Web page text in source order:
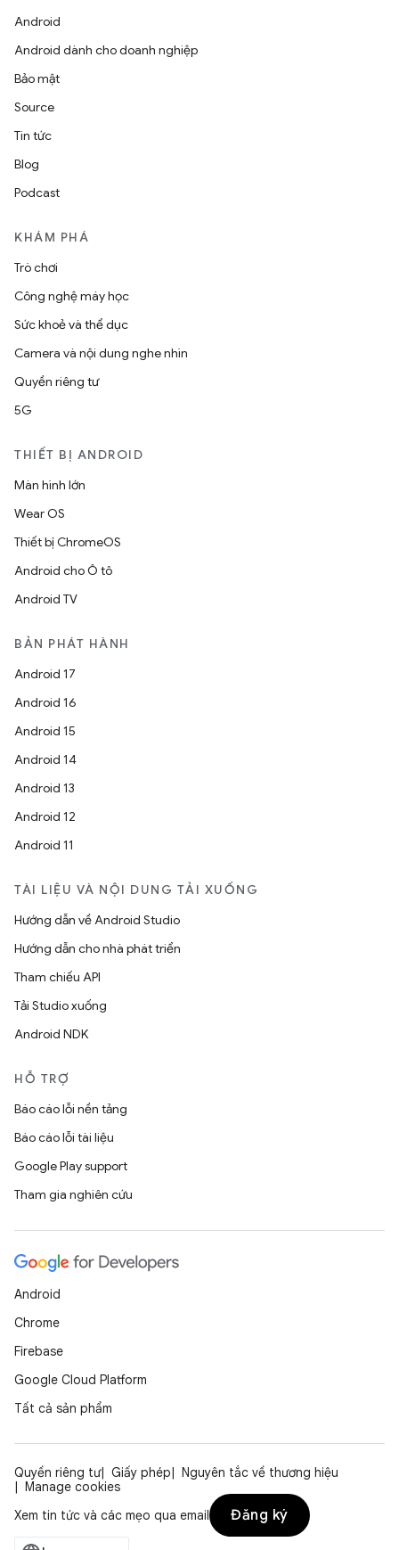
Android
Android dành cho doanh nghiệp
Bảo mật
Source
Tin tức
Blog
Podcast
KHÁM PHÁ
Trò chơi
Công nghệ máy học
Sức khoẻ và thể dục
Camera và nội dung nghe nhìn
Quyền riêng tư
5G
THIẾT BỊ ANDROID
Màn hình lớn
Wear OS
Thiết bị ChromeOS
Android cho Ô tô
Android TV
BẢN PHÁT HÀNH
Android 17
Android 16
Android 15
Android 14
Android 13
Android 12
Android 11
TÀI LIỆU VÀ NỘI DUNG TẢI XUỐNG
Hướng dẫn về Android Studio
Hướng dẫn cho nhà phát triển
Tham chiếu API
Tải Studio xuống
Android NDK
HỖ TRỢ
Báo cáo lỗi nền tảng
Báo cáo lỗi tài liệu
Google Play support
Tham gia nghiên cứu
Android
Chrome
Firebase
Google Cloud Platform
Tất cả sản phẩm
Quyền riêng tư Giấy phép
Nguyên tắc về thương hiệu
Manage cookies
Xem tin tức và các mẹo qua email
Đăng ký